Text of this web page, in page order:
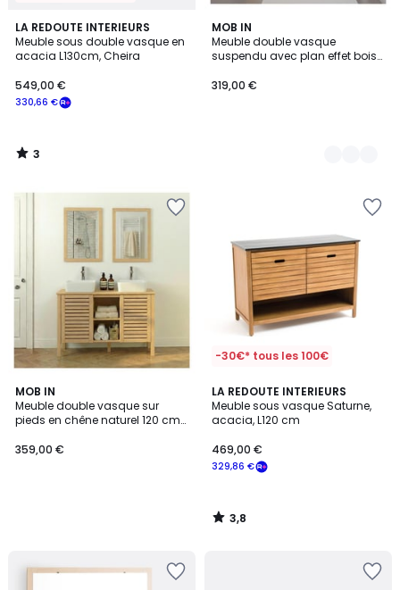
LA REDOUTE INTERIEURS
Meuble sous double vasque en
acacia L130cm, Cheira
330,66 €
549,00 €
3
/
5
3
/
MOB IN
Meuble double vasque
suspendu avec plan effet bois
319,00 €
5
Couleurs
MOB IN
Meuble double vasque sur
pieds en chêne naturel 120 cm
359,00 €
-30€* tous les 100€
LA REDOUTE INTERIEURS
Meuble sous vasque Saturne,
acacia, L120 cm
329,86 €
469,00 €
3,8
/ 5
3,8
/